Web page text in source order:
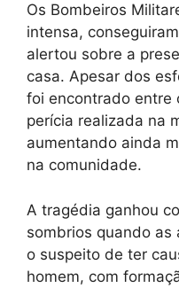
Os Bombeiros
intensa,
alertou sobre a
casa. Apesar dos
foi encontrado entre
perícia realizada na
aumentando ainda
na comunidade.
A tragédia ganhou
sombrios quando
o suspeito de ter
homem, com